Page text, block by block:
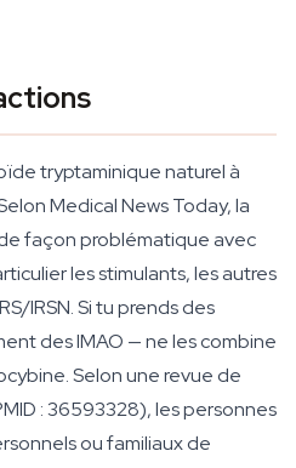
tryptaminique naturel à
Medical News Today, la
façon problématique avec
les stimulants, les autres
IRSN. Si tu prends des
des IMAO — ne les combine
Selon une revue de
: 36593328), les personnes
ou familiaux de